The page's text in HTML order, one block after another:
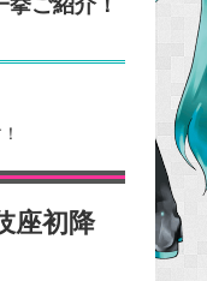
ご紹介！
座初降